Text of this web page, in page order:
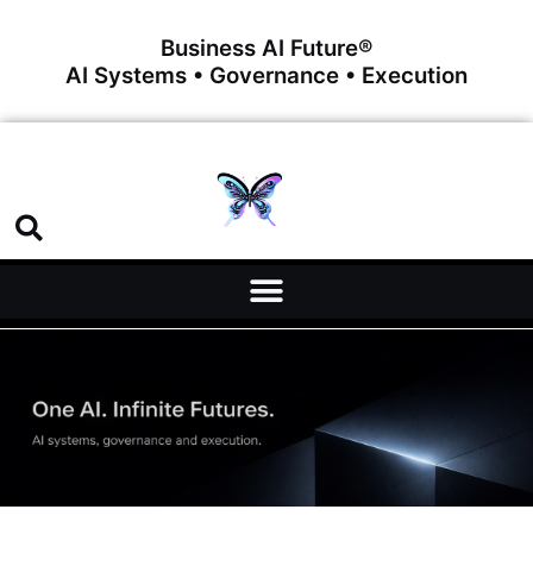
Business AI Future®
AI Systems • Governance • Execution